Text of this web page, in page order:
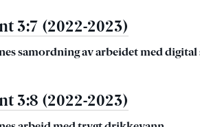
3:7 (2022-2023)
samordning av arbeidet med
3:8 (2022-2023)